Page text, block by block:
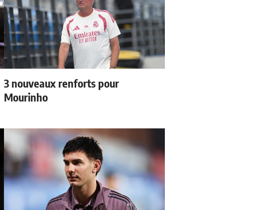
3 nouveaux renforts pour
Mourinho